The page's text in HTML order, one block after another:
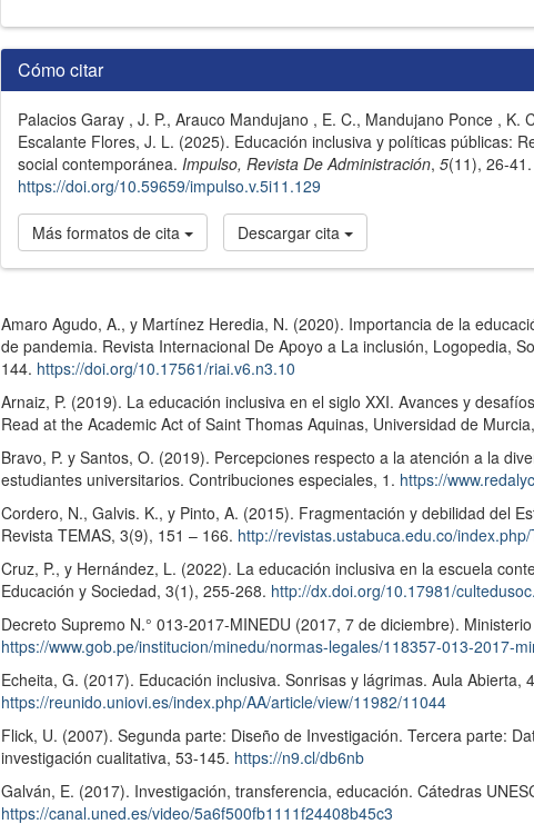
Cómo citar
Palacios Garay , J. P., Arauco Mandujano , E. C., Mandujano Ponce , K.
Escalante Flores, J. L. (2025). Educación inclusiva y políticas públicas:
social contemporánea. Impulso, Revista De Administración, 5(11), 26-41.
https://doi.org/10.59659/impulso.v.5i11.129
Más formatos de cita Descargar cita
Amaro Agudo, A., y Martínez Heredia, N. (2020). Importancia de la
de pandemia. Revista Internacional De Apoyo a La inclusión, Logopedia,
144. https://doi.org/10.17561/riai.v6.n3.10
Arnaiz, P. (2019). La educación inclusiva en el siglo XXI. Avances y
Read at the Academic Act of Saint Thomas Aquinas, Universidad de
Bravo, P. y Santos, O. (2019). Percepciones respecto a la atención a la
estudiantes universitarios. Contribuciones especiales, 1. https://
Cordero, N., Galvis. K., y Pinto, A. (2015). Fragmentación y debilidad del
Revista TEMAS, 3(9), 151 – 166. http://revistas.ustabuca.edu.co/
Cruz, P., y Hernández, L. (2022). La educación inclusiva en la escuela
Educación y Sociedad, 3(1), 255-268. http://dx.doi.org/10.17981/
Decreto Supremo N.° 013-2017-MINEDU (2017, 7 de diciembre).
https://www.gob.pe/institucion/minedu/normas-legales/118357-013-2017-
Echeita, G. (2017). Educación inclusiva. Sonrisas y lágrimas. Aula Abierta,
https://reunido.uniovi.es/index.php/AA/article/view/11982/11044
Flick, U. (2007). Segunda parte: Diseño de Investigación. Tercera parte:
investigación cualitativa, 53-145. https://n9.cl/db6nb
Galván, E. (2017). Investigación, transferencia, educación. Cátedras
https://canal.uned.es/video/5a6f500fb1111f24408b45c3